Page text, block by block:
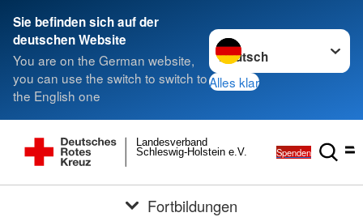
Sie befinden sich auf der
deutschen Website
You are on the German website,
you can use the switch to switch to
the English one
Sprache wechseln zu
Alles klar
Schleswig-Holstein e.V.
Landesverband
Spenden
Fortbildungen